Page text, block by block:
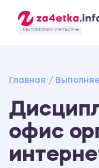
- МЫ ПОМОГАЕМ УЧИТЬСЯ ❤️
Главная
офис